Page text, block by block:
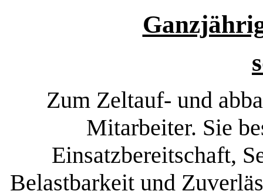
Zum Zeltauf- und
Mitarbeiter. Sie
Einsatzbereitschaft,
Belastbarkeit und